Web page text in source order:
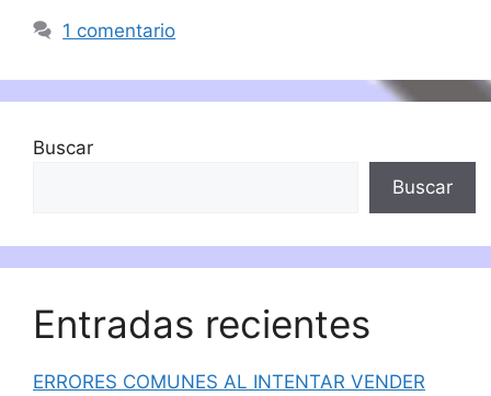
1 comentario
Buscar
Buscar
Entradas recientes
ERRORES COMUNES AL INTENTAR VENDER